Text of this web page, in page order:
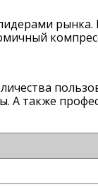
А также